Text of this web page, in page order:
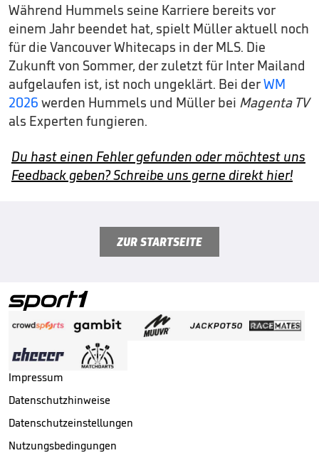
Während Hummels seine Karriere bereits vor
einem Jahr beendet hat, spielt Müller aktuell noch
für die Vancouver Whitecaps in der MLS. Die
Zukunft von Sommer, der zuletzt für Inter Mailand
aufgelaufen ist, ist noch ungeklärt. Bei derWM
2026 werden Hummels und Müller bei Magenta TV
als Experten fungieren.
Du hast einen Fehler gefunden oder möchtest uns
Feedback geben? Schreibe uns gerne direkt hier!
ZUR STARTSEITE
Impressum
Datenschutzhinweise
Datenschutzeinstellungen
Nutzungsbedingungen